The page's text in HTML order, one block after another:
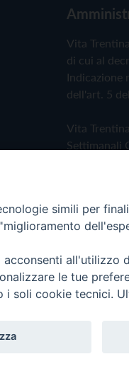
Vita
di cui al
Indicazione
dell'art. 5
Vita
Settimanali
Privacy
- Vita Trentina
simili per
all'utilizzo
le tue
i soli cookie tecnici.